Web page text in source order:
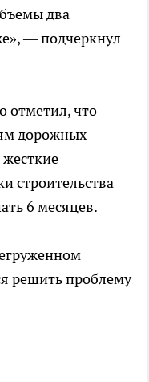
два
— подчеркнул
отметил, что
дорожных
строительства
6 месяцев.
решить проблему